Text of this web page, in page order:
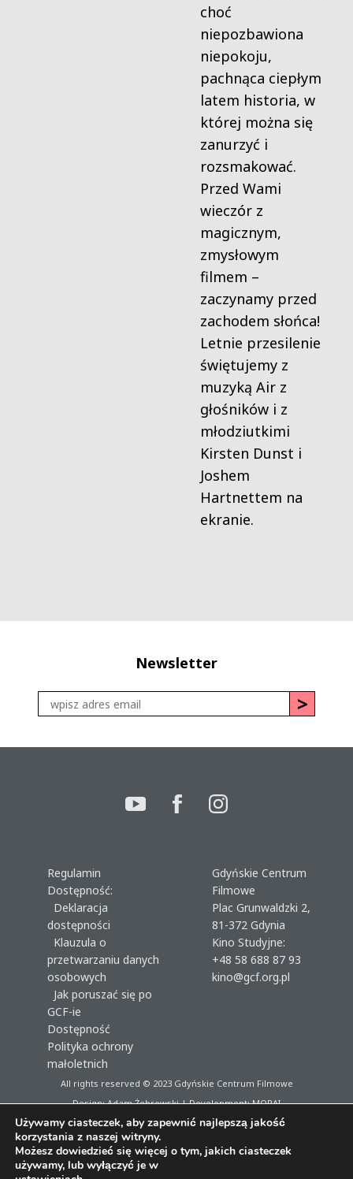
choć
niepozbawiona
niepokoju,
pachnąca ciepłym
latem historia, w
której można się
zanurzyć i
rozsmakować.
Przed Wami
wieczór z
magicznym,
zmysłowym
filmem –
zaczynamy przed
zachodem słońca!
Letnie przesilenie
świętujemy z
muzyką Air z
głośników i z
młodziutkimi
Kirsten Dunst i
Joshem
Hartnettem na
ekranie.
Newsletter
Regulamin
Dostępność:
Deklaracja
dostępności
Klauzula o
przetwarzaniu danych
osobowych
Jak poruszać się po
GCF-ie
Dostępność
Polityka ochrony
małoletnich
Gdyńskie Centrum
Filmowe
Plac Grunwaldzki 2,
81-372 Gdynia
Kino Studyjne:
+48 58 688 87 93
kino@gcf.org.pl
All rights reserved © 2023Gdyńskie Centrum Filmowe
Design: Adam Żebrowski | Development:MORAI
Używamy ciasteczek, aby zapewnić najlepszą jakość
korzystania z naszej witryny.
Możesz dowiedzieć się więcej o tym, jakich ciasteczek
używamy, lub wyłączyć je w